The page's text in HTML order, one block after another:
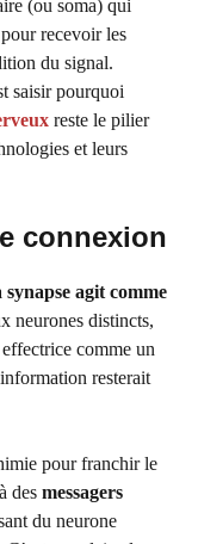
(ou soma) qui
recevoir les
du signal.
saisir pourquoi
reste le pilier
et leurs
connexion
synapse agit comme
neurones distincts,
comme un
resterait
pour franchir le
des messagers
du neurone